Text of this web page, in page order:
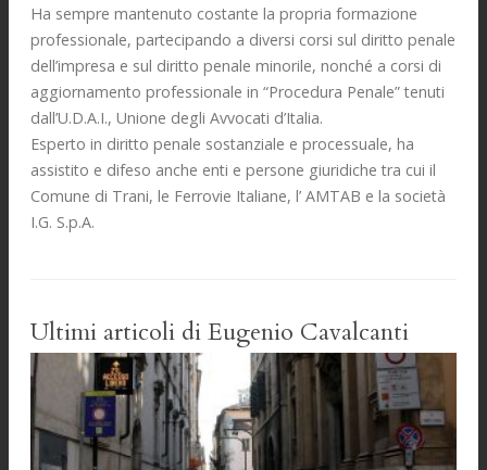
Ha sempre mantenuto costante la propria formazione
professionale, partecipando a diversi corsi sul diritto penale
dell’impresa e sul diritto penale minorile, nonché a corsi di
aggiornamento professionale in “Procedura Penale” tenuti
dall’U.D.A.I., Unione degli Avvocati d’Italia.
Esperto in diritto penale sostanziale e processuale, ha
assistito e difeso anche enti e persone giuridiche tra cui il
Comune di Trani, le Ferrovie Italiane, l’ AMTAB e la società
I.G. S.p.A.
Ultimi articoli di Eugenio Cavalcanti